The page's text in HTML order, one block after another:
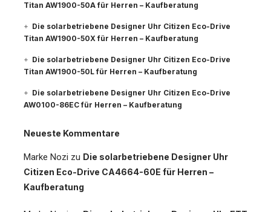
Titan AW1900-50A für Herren – Kaufberatung
Die solarbetriebene Designer Uhr Citizen Eco-Drive
Titan AW1900-50X für Herren – Kaufberatung
Die solarbetriebene Designer Uhr Citizen Eco-Drive
Titan AW1900-50L für Herren – Kaufberatung
Die solarbetriebene Designer Uhr Citizen Eco-Drive
AW0100-86EC für Herren – Kaufberatung
Neueste Kommentare
Marke Nozi zu Die solarbetriebene Designer Uhr
Citizen Eco-Drive CA4664-60E für Herren –
Kaufberatung